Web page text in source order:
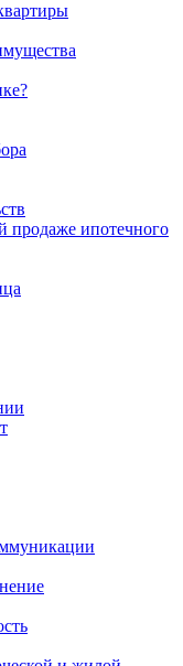
продаже ипотечного